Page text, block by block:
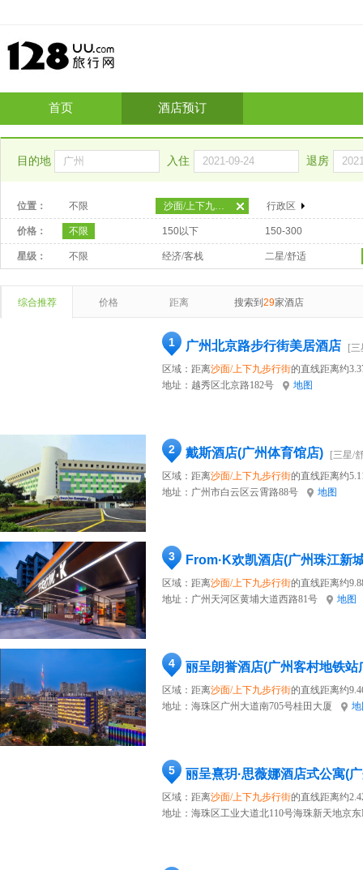
首页 酒店预订
目的地 入住 退房
位置： 不限 沙面/上下九步行街 行政区
价格： 不限 150以下 150-300
星级： 不限 经济/客栈 二星/舒适
综合推荐 价格 距离 搜索到 29家酒店
1 广州北京路步行街美居酒店
[
区域：距离沙面/上下九步行街的直线距离约
地址： 越秀区北京路182号 地图
2 戴斯酒店(广州体育馆店)
[三星/
区域：距离沙面/上下九步行街的直线距离约
地址： 广州市白云区云霄路88号 地图
3 From·K欢凯酒店(广州珠江新
区域：距离沙面/上下九步行街的直线距离约
地址： 广州天河区黄埔大道西路81号 地图
4 丽呈朗誉酒店(广州客村地铁站
区域：距离沙面/上下九步行街的直线距离约
地址： 海珠区广州大道南705号桂田大厦
5
区域：距离沙面/上下九步行街的直线距离约
地址： 海珠区工业大道北110号海珠新天地京